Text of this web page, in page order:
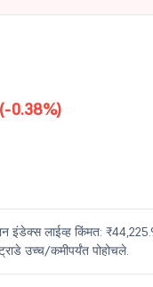
(-0.38%)
इंडेक्स लाईव्ह किंमत:
उच्च/कमीपर्यंत पोहोचले.